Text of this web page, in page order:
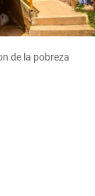
de la pobreza